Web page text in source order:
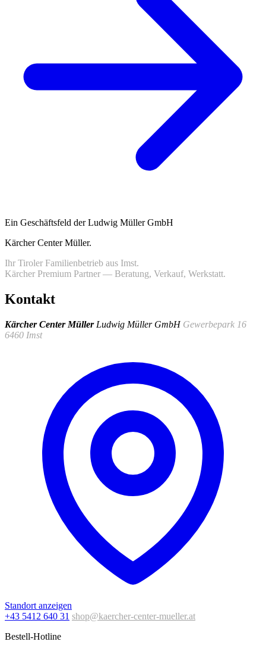
Ein Geschäftsfeld der Ludwig Müller GmbH
Kärcher Center Müller.
Ihr Tiroler Familienbetrieb aus Imst.
Kärcher Premium Partner — Beratung, Verkauf, Werkstatt.
Kontakt
Kärcher Center Müller Ludwig Müller GmbH Gewerbepark 16
6460 Imst
Standort anzeigen
+43 5412 640 31 shop@kaercher-center-mueller.at
Bestell-Hotline